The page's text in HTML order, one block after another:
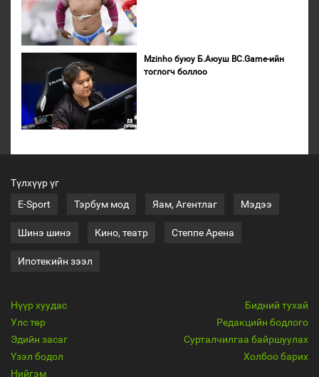
Mzinho буюу Б.Аюуш BC.Game-ийн
тоглогч боллоо
Түлхүүр үг
E-Sport
Тэрбум мод Яам, Агентлаг Мэдээ
Шинэ шинэ Кино, театр Степпе Арена
Ипотекийн зээл
Нүүр хуудас
Улс төр
Эдийн засаг
Үзэл бодол
Нийгэм
Бидний тухай
Редакцийн бодлого
Сурталчилгаа байршуулах
Холбоо барих